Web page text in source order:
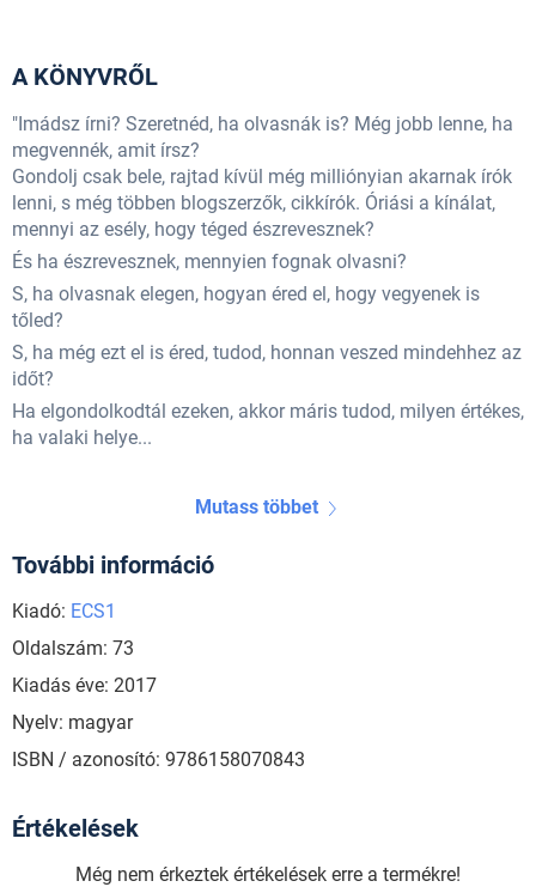
A KÖNYVRŐL
"Imádsz írni? Szeretnéd, ha olvasnák is? Még jobb lenne, ha
megvennék, amit írsz?
Gondolj csak bele, rajtad kívül még milliónyian akarnak írók
lenni, s még többen blogszerzők, cikkírók. Óriási a kínálat,
mennyi az esély, hogy téged észrevesznek?
És ha észrevesznek, mennyien fognak olvasni?
S, ha olvasnak elegen, hogyan éred el, hogy vegyenek is
tőled?
S, ha még ezt el is éred, tudod, honnan veszed mindehhez az
időt?
Ha elgondolkodtál ezeken, akkor máris tudod, milyen értékes,
ha valaki helye...
Mutass többet
További információ
Kiadó: ECS1
Oldalszám: 73
Kiadás éve: 2017
Nyelv: magyar
ISBN / azonosító: 9786158070843
Értékelések
Még nem érkeztek értékelések erre a termékre!